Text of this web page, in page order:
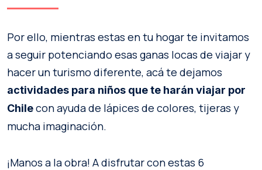
Por ello, mientras estas en tu hogar te invitamos
a seguir potenciando esas ganas locas de viajar y
hacer un turismo diferente, acá te dejamos
actividades para niños que te harán viajar por
Chilecon ayuda de lápices de colores, tijeras y
mucha imaginación.
¡Manos a la obra! A disfrutar con estas 6